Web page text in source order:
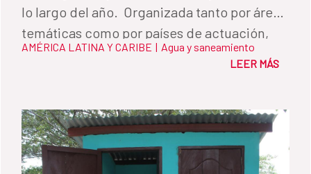
lo largo del año. Organizada tanto por áreas
temáticas como por países de actuación,
permite conocer de primera mano cómo
AMÉRICA LATINA Y CARIBE | Agua y saneamiento
LEER MÁS